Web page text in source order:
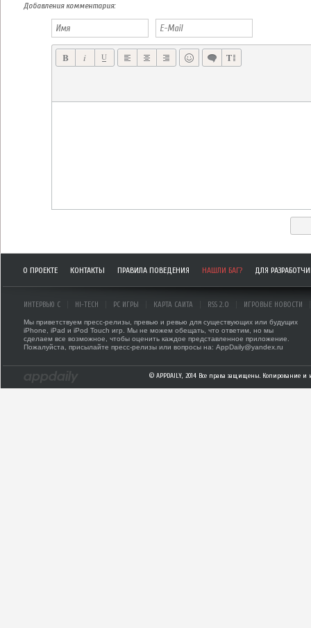
Добавления комментария:
О ПРОЕКТЕ КОНТАКТЫ ПРАВИЛА ПОВЕДЕНИЯ НАШЛИ БАГ? ДЛЯ
ИНТЕРВЬЮ С HI-TECH PC ИГРЫ КАРТА САЙТА RSS 2.0 ИГРОВЫЕ НОВОСТИ
Мы приветствуем пресс-релизы, превью и ревью для существующих или будущих
iPhone, iPad и iPod Touch игр. Мы не можем обещать, что ответим, но мы
сделаем все возможное, чтобы оценить каждое представленное приложение.
Пожалуйста, присылайте пресс-релизы или вопросы на: AppDaily@yandex.ru
© APPDAILY, 2014 Все права защищены. Копирование и